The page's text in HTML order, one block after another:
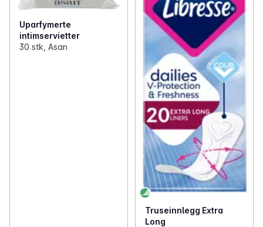
Uparfymerte
intimservietter
30 stk, Asan
Truseinnlegg Extra
Long